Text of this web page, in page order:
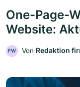
One-Page-
Website:
FW Von Redaktion